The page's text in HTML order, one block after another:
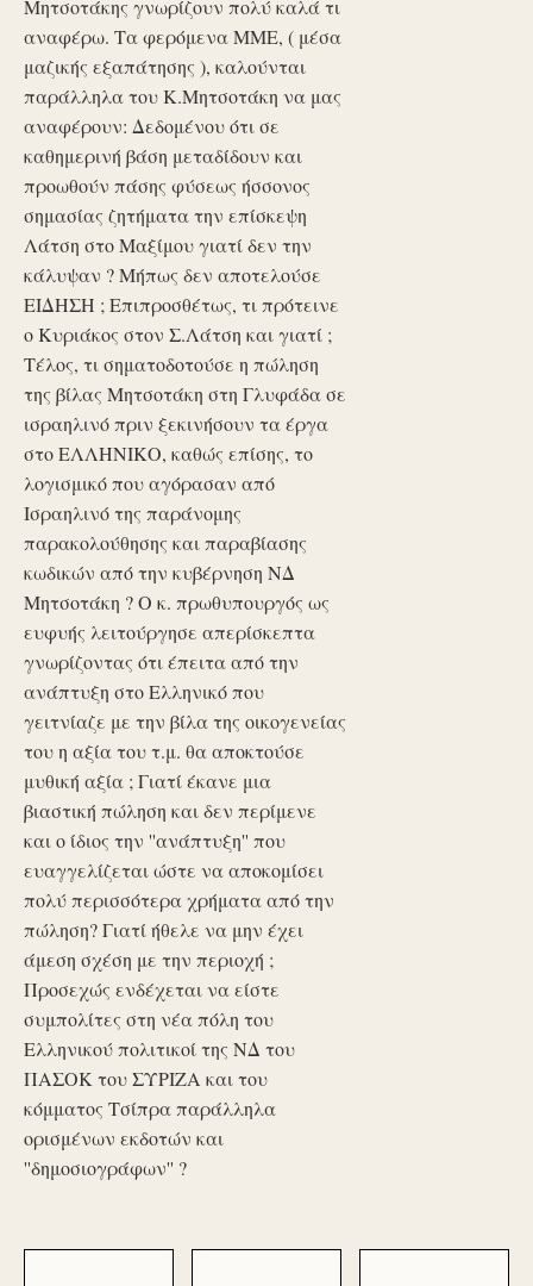
Μητσοτάκης γνωρίζουν πολύ καλά τι
αναφέρω. Τα φερόμενα ΜΜΕ, ( μέσα
μαζικής εξαπάτησης ), καλούνται
παράλληλα του Κ.Μητσοτάκη να μας
αναφέρουν: Δεδομένου ότι σε
καθημερινή βάση μεταδίδουν και
προωθούν πάσης φύσεως ήσσονος
σημασίας ζητήματα την επίσκεψη
Λάτση στο Μαξίμου γιατί δεν την
κάλυψαν ? Μήπως δεν αποτελούσε
ΕΙΔΗΣΗ ; Επιπροσθέτως, τι πρότεινε
ο Κυριάκος στον Σ.Λάτση και γιατί ;
Τέλος, τι σηματοδοτούσε η πώληση
της βίλας Μητσοτάκη στη Γλυφάδα σε
ισραηλινό πριν ξεκινήσουν τα έργα
στο ΕΛΛΗΝΙΚΟ, καθώς επίσης, το
λογισμικό που αγόρασαν από
Ισραηλινό της παράνομης
παρακολούθησης και παραβίασης
κωδικών από την κυβέρνηση ΝΔ
Μητσοτάκη ? Ο κ. πρωθυπουργός ως
ευφυής λειτούργησε απερίσκεπτα
γνωρίζοντας ότι έπειτα από την
ανάπτυξη στο Ελληνικό που
γειτνίαζε με την βίλα της οικογενείας
του η αξία του τ.μ. θα αποκτούσε
μυθική αξία ; Γιατί έκανε μια
βιαστική πώληση και δεν περίμενε
και ο ίδιος την ''ανάπτυξη'' που
ευαγγελίζεται ώστε να αποκομίσει
πολύ περισσότερα χρήματα από την
πώληση? Γιατί ήθελε να μην έχει
άμεση σχέση με την περιοχή ;
Προσεχώς ενδέχεται να είστε
συμπολίτες στη νέα πόλη του
Ελληνικού πολιτικοί της ΝΔ του
ΠΑΣΟΚ του ΣΥΡΙΖΑ και του
κόμματος Τσίπρα παράλληλα
ορισμένων εκδοτών και
''δημοσιογράφων'' ?